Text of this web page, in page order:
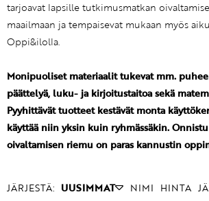
tarjoavat lapsille tutkimusmatkan
maailmaan ja tempaisevat mukaan myös
Oppi&ilolla.
Monipuoliset materiaalit tukevat mm.
päättelyä, luku- ja kirjoitustaitoa sekä
Pyyhittävät tuotteet kestävät monta
käyttää niin yksin kuin ryhmässäkin.
oivaltamisen riemu on paras kannustin
JÄRJESTÄ: UUSIMMAT NIMI HINTA